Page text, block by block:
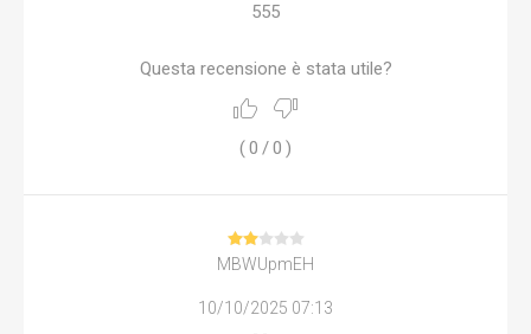
555
Questa recensione è stata utile?
( 0 /0 )
MBWUpmEH
10/10/2025 07:13